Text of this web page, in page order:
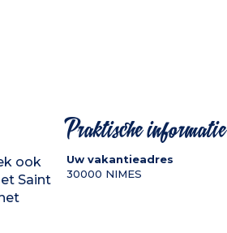
ook
Saint
Praktische informatie
Uw vakantieadres
30000 NIMES